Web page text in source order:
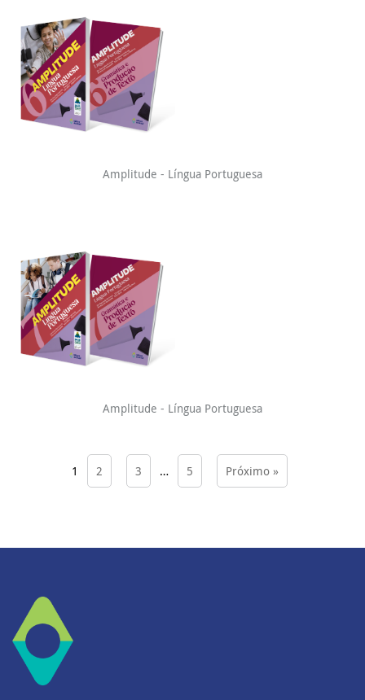
Amplitude - Língua Portuguesa
Amplitude - Língua Portuguesa
1 2 3 … 5 Próximo »